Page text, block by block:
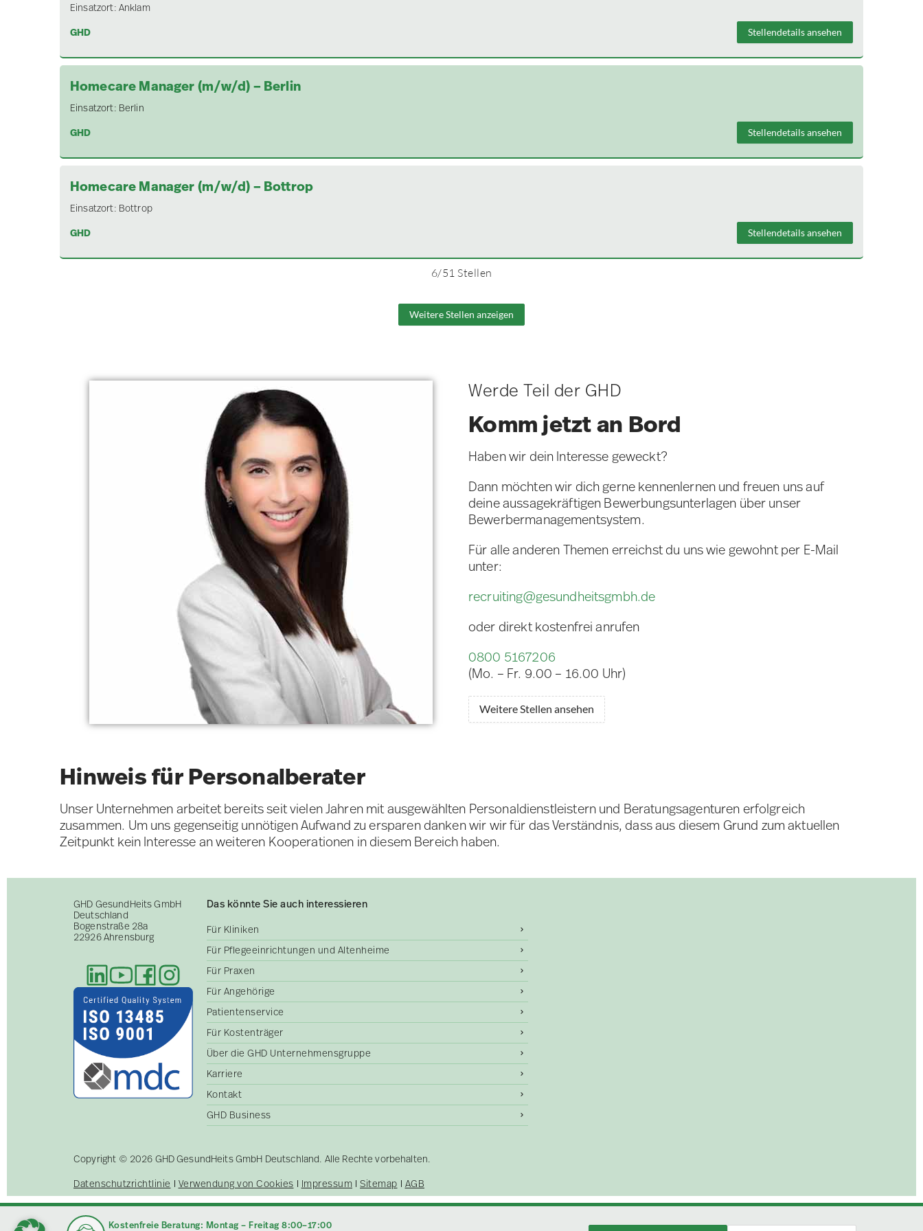
Einsatzort: Anklam
GHD
Stellendetails ansehen
Homecare Manager (m/w/d) – Berlin
Einsatzort: Berlin
GHD
Stellendetails ansehen
Homecare Manager (m/w/d) – Bottrop
Einsatzort: Bottrop
GHD
Stellendetails ansehen
6/51 Stellen
Weitere Stellen anzeigen
Werde Teil der GHD
Komm jetzt an Bord
Haben wir dein Interesse geweckt?
Dann möchten wir dich gerne kennenlernen und freuen uns auf
deine aussagekräftigen Bewerbungsunterlagen über unser
Bewerbermanagementsystem.
Für alle anderen Themen erreichst du uns wie gewohnt per E-Mail
unter:
recruiting@gesundheitsgmbh.de
oder direkt kostenfrei anrufen
0800 5167206
(Mo. – Fr. 9.00 – 16.00 Uhr)
Weitere Stellen ansehen
Hinweis für Personalberater
Unser Unternehmen arbeitet bereits seit vielen Jahren mit ausgewählten Personaldienstleistern und Beratungsagenturen erfolgreich
zusammen. Um uns gegenseitig unnötigen Aufwand zu ersparen danken wir wir für das Verständnis, dass aus diesem Grund zum aktuellen
Zeitpunkt kein Interesse an weiteren Kooperationen in diesem Bereich haben.
GHD GesundHeits GmbH
Deutschland
Bogenstraße 28a
22926 Ahrensburg
Das könnte Sie auch interessieren
Für Kliniken
Für Pflegeeinrichtungen und Altenheime
Für Praxen
Für Angehörige
Patientenservice
Für Kostenträger
Über die GHD Unternehmensgruppe
Karriere
Kontakt
GHD Business
Copyright © 2026 GHD GesundHeits GmbH Deutschland. Alle Rechte vorbehalten.
Datenschutzrichtlinie
Verwendung von Cookies Impressum Sitemap AGB
Kostenfreie Beratung: Montag – Freitag 8:00–17:00